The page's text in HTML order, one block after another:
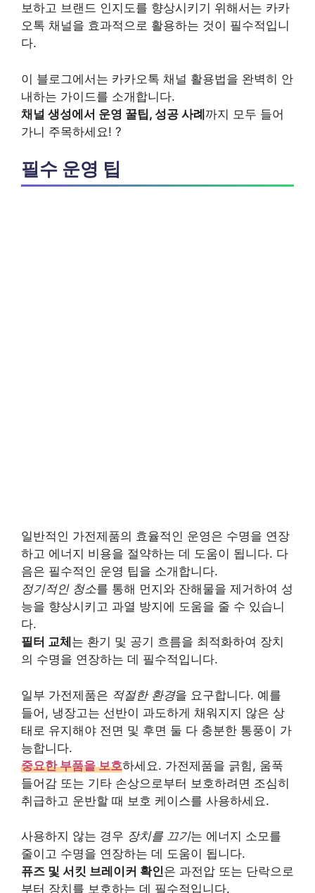
보하고 브랜드 인지도를 향상시키기 위해서는 카카
오톡 채널을 효과적으로 활용하는 것이 필수적입니
다.
이 블로그에서는 카카오톡 채널 활용법을 완벽히 안
내하는 가이드를 소개합니다.
채널 생성에서 운영 꿀팁, 성공 사례까지 모두 들어
가니 주목하세요! ?
필수 운영 팁
일반적인 가전제품의 효율적인 운영은 수명을 연장
하고 에너지 비용을 절약하는 데 도움이 됩니다. 다
음은 필수적인 운영 팁을 소개합니다.
정기적인 청소를 통해 먼지와 잔해물을 제거하여 성
능을 향상시키고 과열 방지에 도움을 줄 수 있습니
다.
필터 교체 는 환기 및 공기 흐름을 최적화하여 장치
의 수명을 연장하는 데 필수적입니다.
일부 가전제품은 적절한 환경을 요구합니다. 예를
들어, 냉장고는 선반이 과도하게 채워지지 않은 상
태로 유지해야 전면 및 후면 둘 다 충분한 통풍이 가
능합니다.
중요한 부품을 보호하세요. 가전제품을 긁힘, 움푹
들어감 또는 기타 손상으로부터 보호하려면 조심히
취급하고 운반할 때 보호 케이스를 사용하세요.
사용하지 않는 경우 장치를 끄기는 에너지 소모를
줄이고 수명을 연장하는 데 도움이 됩니다.
퓨즈 및 서킷 브레이커 확인은 과전압 또는 단락으로
부터 장치를 보호하는 데 필수적입니다.